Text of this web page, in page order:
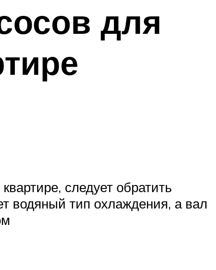
для
следует обратить
водяный тип охлаждения, а вал